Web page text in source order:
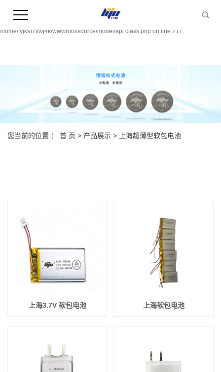
file_put_contents(/home/fyjk9f7ywj4k/wwwroot/source/cache/license_cache.php):
/home/fyjk9f7ywj4k/wwwroot/source/model/api.class.php on line 217
您当前的位置 ： 首 页 > 产品展示 > 上海超薄型软包电池
上海3.7V 软包电池 上海软包电池